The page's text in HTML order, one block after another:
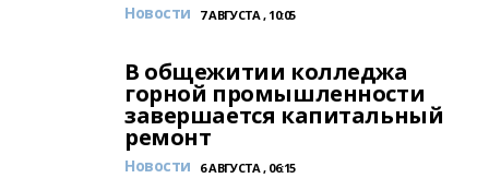
Новости 7 АВГУСТА , 10:05
В общежитии колледжа
горной промышленности
завершается капитальный
ремонт
Новости 6 АВГУСТА , 06:15